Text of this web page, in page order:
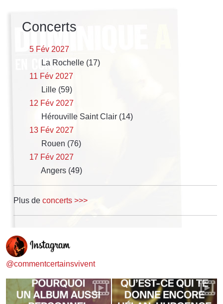
Concerts
5 Fév 2027
La Rochelle (17)
11 Fév 2027
Lille (59)
12 Fév 2027
Hérouville Saint Clair (14)
13 Fév 2027
Rouen (76)
17 Fév 2027
Angers (49)
Plus de concerts >>>
@commentcertainsvivent